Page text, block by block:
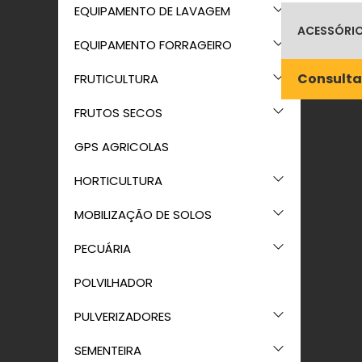
EQUIPAMENTO DE LAVAGEM
EQUIPAMENTO FORRAGEIRO
FRUTICULTURA
FRUTOS SECOS
GPS AGRICOLAS
HORTICULTURA
MOBILIZAÇÃO DE SOLOS
PECUÁRIA
POLVILHADOR
PULVERIZADORES
SEMENTEIRA